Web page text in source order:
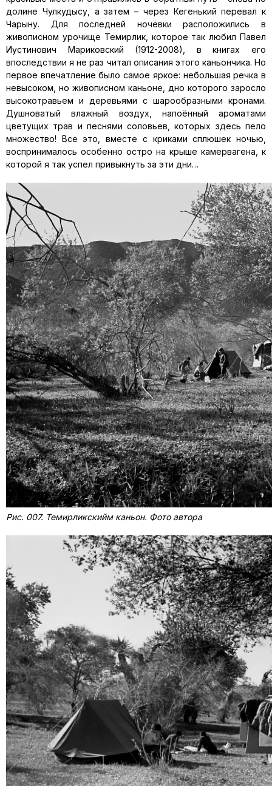
долине Чулкудысу, а затем – через Кегенький перевал к
Чарыну. Для последней ночёвки расположились в
живописном урочище Темирлик, которое так любил Павел
Иустинович Мариковский (1912-2008), в книгах его
впоследствии я не раз читал описания этого каньончика. Но
первое впечатление было самое яркое: небольшая речка в
невысоком, но живописном каньоне, дно которого заросло
высокотравьем и деревьями с шарообразными кронами.
Душноватый влажный воздух, напоённый ароматами
цветущих трав и песнями соловьев, которых здесь пело
множество! Все это, вместе с криками сплюшек ночью,
воспринималось особенно остро на крыше камервагена, к
которой я так успел привыкнуть за эти дни…
Рис. 007. Темирликскийм каньон. Фото автора